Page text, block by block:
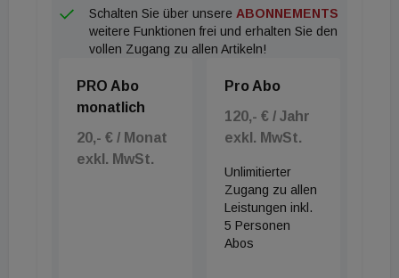
Politikanalyst Peter Filzmaier.
Schalten Sie über unsere ABONNEMENTS
weitere Funktionen frei und erhalten Sie den
vollen Zugang zu allen Artikeln!
PRO Abo
monatlich
20,- € / Monat
exkl. MwSt.
Pro Abo
120,- € / Jahr
exkl. MwSt.
Unlimitierter
Zugang zu allen
Leistungen inkl.
5 Personen
Abos